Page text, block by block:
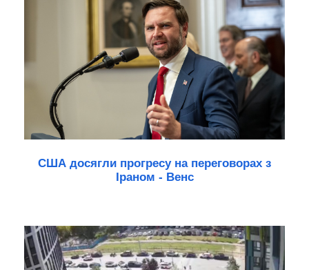
США досягли прогресу на переговорах з
Іраном - Венс